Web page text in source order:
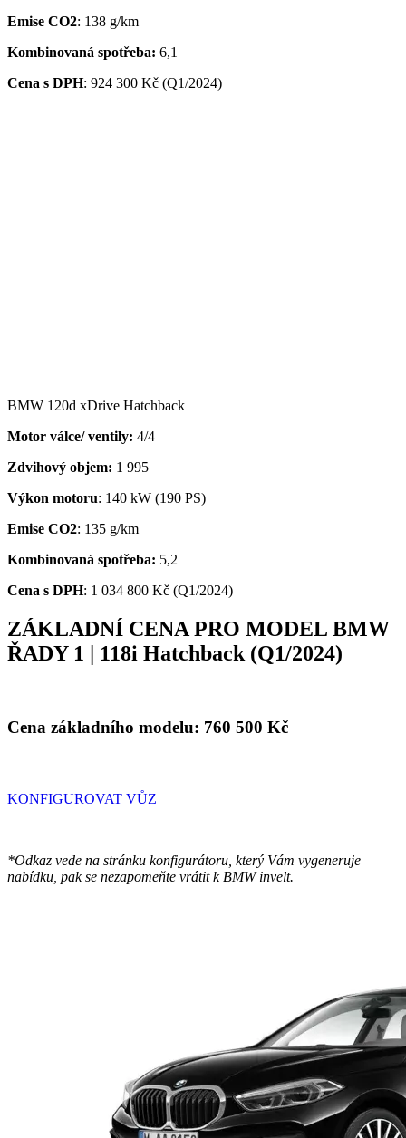
Emise CO2: 138 g/km
Kombinovaná spotřeba: 6,1
Cena s DPH: 924 300 Kč (Q1/2024)
BMW 120d xDrive Hatchback
Motor válce/ ventily: 4/4
Zdvihový objem: 1 995
Výkon motoru: 140 kW (190 PS)
Emise CO2: 135 g/km
Kombinovaná spotřeba: 5,2
Cena s DPH: 1 034 800 Kč (Q1/2024)
ZÁKLADNÍ CENA PRO MODEL BMW
ŘADY 1 | 118i Hatchback(Q1/2024)
Cena základního modelu: 760 500 Kč
KONFIGUROVAT VŮZ
*Odkaz vede na stránku konfigurátoru, který Vám vygeneruje
nabídku, pak se nezapomeňte vrátit k BMW invelt.